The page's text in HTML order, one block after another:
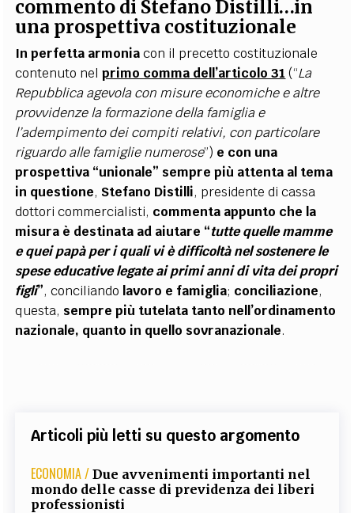
commento di Stefano Distilli…in
una prospettiva costituzionale
In perfetta armoniacon il precetto costituzionale
contenuto nelprimo comma dell’articolo 31 (“La
Repubblica agevola con misure economiche e altre
provvidenze la formazione della famiglia e
l’adempimento dei compiti relativi, con particolare
riguardo alle famiglie numerose”) e con una
prospettiva “unionale” sempre più attenta al tema
in questione, Stefano Distilli, presidente di cassa
dottori commercialisti, commenta appunto che la
misura è destinata ad aiutare “tutte quelle mamme
e quei papà per i quali vi è difficoltà nel sostenere le
spese educative legate ai primi anni di vita dei propri
figli”, conciliando lavoro e famiglia; conciliazione,
questa, sempre più tutelata tanto nell’ordinamento
nazionale, quanto in quello sovranazionale.
Articoli più letti su questo argomento
ECONOMIA / Due avvenimenti importanti nel
mondo delle casse di previdenza dei liberi
professionisti